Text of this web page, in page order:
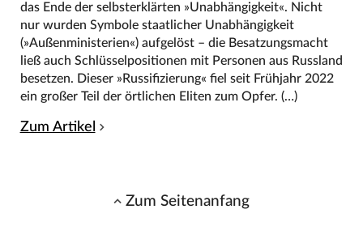
das Ende der selbsterklärten »Unabhängigkeit«. Nicht
nur wurden Symbole staatlicher Unabhängigkeit
(»Außenministerien«) aufgelöst – die Besatzungsmacht
ließ auch Schlüsselpositionen mit Personen aus Russland
besetzen. Dieser »Russifizierung« fiel seit Frühjahr 2022
ein großer Teil der örtlichen Eliten zum Opfer. (…)
Zum Artikel
Zum Seitenanfang